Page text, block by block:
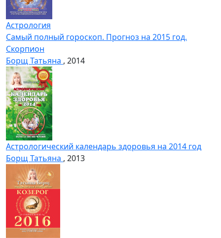
Астрология
Самый полный гороскоп. Прогноз на 2015 год.
Скорпион
Борщ Татьяна , 2014
Астрологический календарь здоровья на 2014 год
Борщ Татьяна , 2013